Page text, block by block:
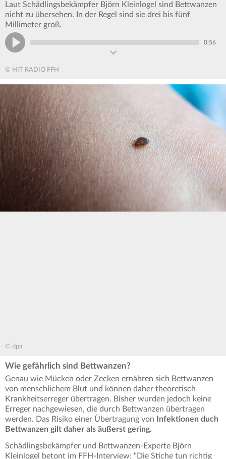
Laut Schädlingsbekämpfer Björn Kleinlogel sind Bettwanzen
nicht zu übersehen. In der Regel sind sie drei bis fünf
Millimeter groß.
0:56
© HIT RADIO FFH
© dpa
Wie gefährlich sind Bettwanzen?
Genau wie Mücken oder Zecken ernähren sich Bettwanzen
von menschlichem Blut und können daher theoretisch
Krankheitserreger übertragen. Bisher wurden jedoch keine
Erreger nachgewiesen, die durch Bettwanzen übertragen
werden. Das Risiko einer Übertragung von
Infektionen duch
Bettwanzen gilt daher als äußerst gering.
Schädlingsbekämpfer und Bettwanzen-Experte Björn
Kleinlogel betont im FFH-Interview: "Die Stiche tun richtig